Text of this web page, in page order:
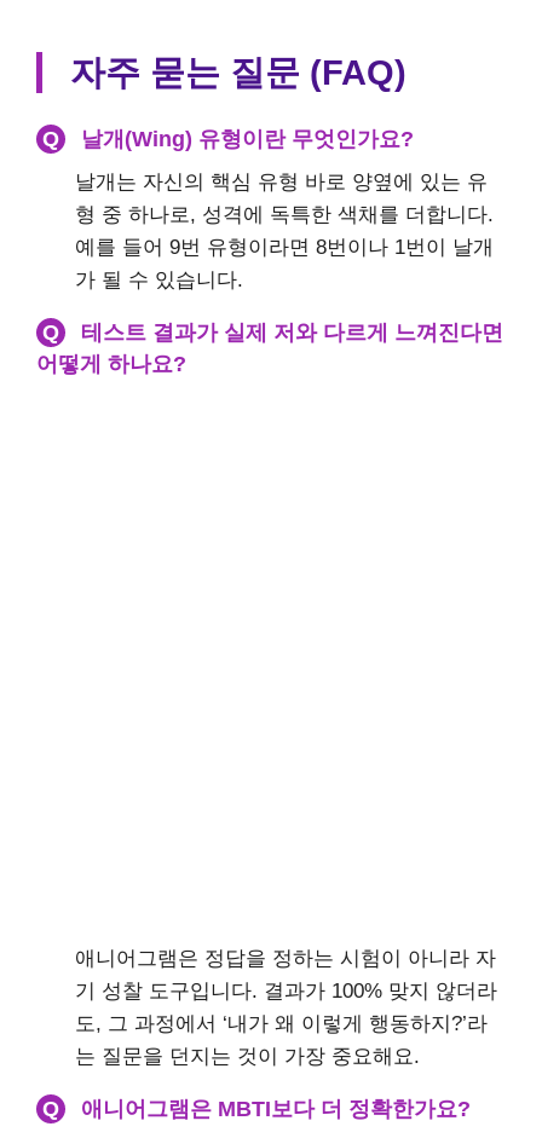
자주 묻는 질문 (FAQ)
Q 날개(Wing) 유형이란 무엇인가요?
날개는 자신의 핵심 유형 바로 양옆에 있는 유
형 중 하나로, 성격에 독특한 색채를 더합니다.
예를 들어 9번 유형이라면 8번이나 1번이 날개
가 될 수 있습니다.
Q
테스트 결과가 실제 저와 다르게 느껴진다면
어떻게 하나요?
애니어그램은 정답을 정하는 시험이 아니라 자
기 성찰 도구입니다. 결과가 100% 맞지 않더라
도, 그 과정에서 ‘내가 왜 이렇게 행동하지?’라
는 질문을 던지는 것이 가장 중요해요.
Q 애니어그램은 MBTI보다 더 정확한가요?